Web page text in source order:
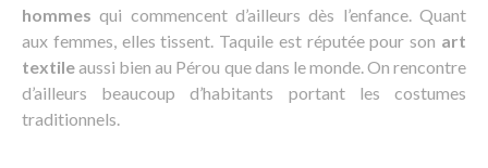
hommes qui commencent d’ailleurs dès l’enfance. Quant
aux femmes, elles tissent. Taquile est réputée pour son art
textileaussi bien au Pérou que dans le monde. On rencontre
d’ailleurs beaucoup d’habitants portant les costumes
traditionnels.